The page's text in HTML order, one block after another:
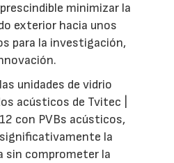
minimizar la
exterior hacia unos
para la investigación,
unidades de vidrio
acústicos de Tvitec |
con PVBs acústicos,
la
sin comprometer la